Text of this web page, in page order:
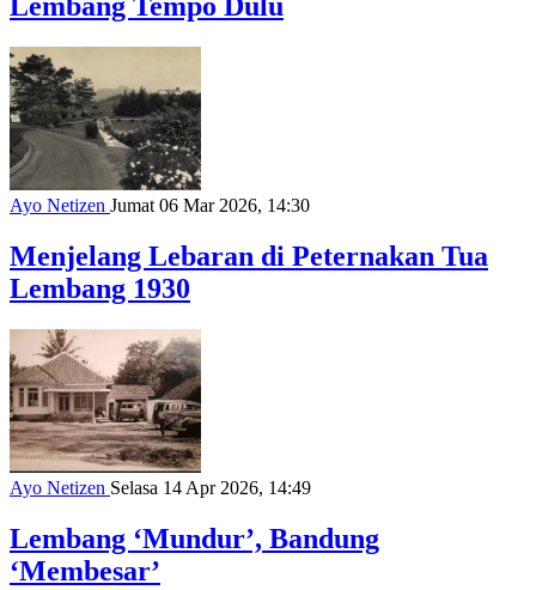
Lembang Tempo Dulu
Ayo Netizen Jumat 06 Mar 2026, 14:30
Menjelang Lebaran di Peternakan Tua
Lembang 1930
Ayo Netizen Selasa 14 Apr 2026, 14:49
Lembang ‘Mundur’, Bandung
‘Membesar’